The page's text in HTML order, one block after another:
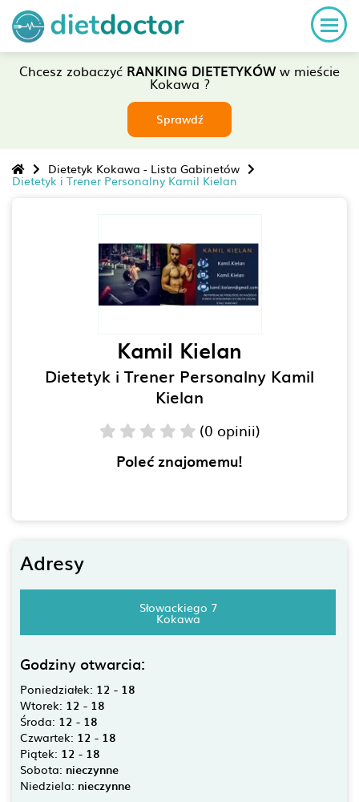
Chcesz zobaczyć RANKING DIETETYKÓWw mieście
Kokawa ?
Sprawdź
Dietetyk Kokawa - Lista Gabinetów
Dietetyk i Trener Personalny Kamil Kielan
Kamil Kielan
Dietetyk i Trener Personalny Kamil
Kielan
(0 opinii)
Poleć znajomemu!
Adresy
Słowackiego 7
Kokawa
Godziny otwarcia:
Poniedziałek: 12 - 18
Wtorek: 12 - 18
Środa: 12 - 18
Czwartek: 12 - 18
Piątek: 12 - 18
Sobota: nieczynne
Niedziela: nieczynne